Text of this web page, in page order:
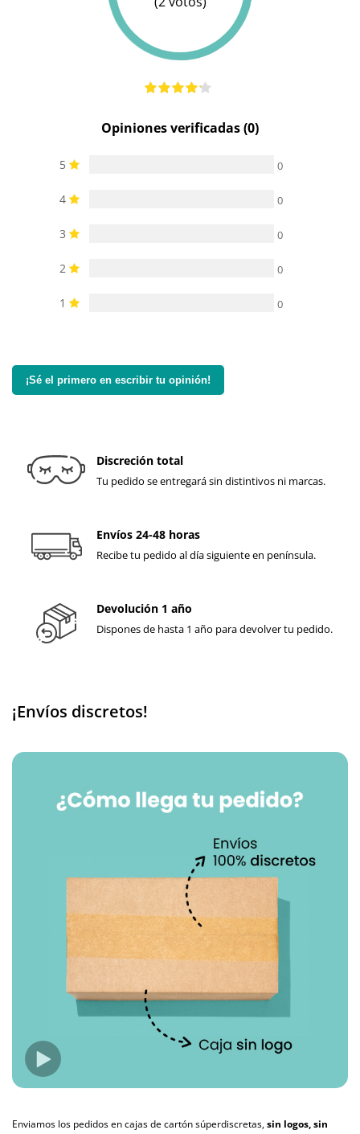
Opiniones verificadas (0)
5 0
4 0
3 0
2 0
1 0
¡Sé el primero en escribir tu opinión!
Discreción total
Tu pedido se entregará sin distintivos ni marcas.
Envíos 24-48 horas
Recibe tu pedido al día siguiente en península.
Devolución 1 año
Dispones de hasta 1 año para devolver tu pedido.
¡Envíos discretos!
Enviamos los pedidos en cajas de cartón súperdiscretas,sin logos, sin